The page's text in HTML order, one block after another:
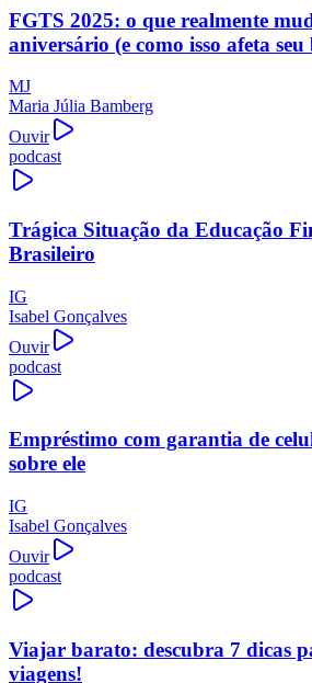
FGTS 2025: o que realmente
aniversário (e como isso afeta seu
MJ
Maria Júlia Bamberg
Ouvir
podcast
Trágica Situação da Educação
Brasileiro
IG
Isabel Gonçalves
Ouvir
podcast
Empréstimo com garantia de
sobre ele
IG
Isabel Gonçalves
Ouvir
podcast
Viajar barato: descubra 7 dicas
viagens!